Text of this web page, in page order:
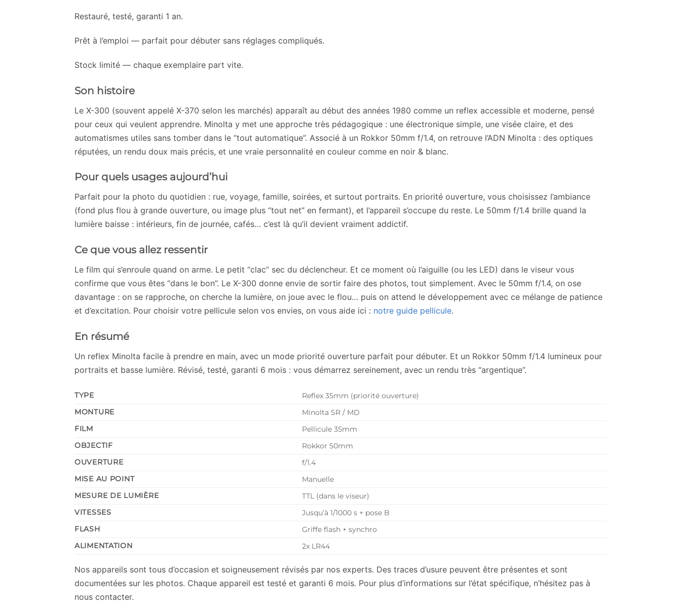
Restauré, testé, garanti 1 an.
Prêt à l’emploi — parfait pour débuter sans réglages compliqués.
Stock limité — chaque exemplaire part vite.
Son histoire
Le X-300 (souvent appelé X-370 selon les marchés) apparaît au début des années 1980 comme un reflex accessible et moderne, pensé
pour ceux qui veulent apprendre. Minolta y met une approche très pédagogique : une électronique simple, une visée claire, et des
automatismes utiles sans tomber dans le “tout automatique”. Associé à un Rokkor 50mm f/1.4, on retrouve l’ADN Minolta : des optiques
réputées, un rendu doux mais précis, et une vraie personnalité en couleur comme en noir & blanc.
Pour quels usages aujourd’hui
Parfait pour la photo du quotidien : rue, voyage, famille, soirées, et surtout portraits. En priorité ouverture, vous choisissez l’ambiance
(fond plus flou à grande ouverture, ou image plus “tout net” en fermant), et l’appareil s’occupe du reste. Le 50mm f/1.4 brille quand la
lumière baisse : intérieurs, fin de journée, cafés… c’est là qu’il devient vraiment addictif.
Ce que vous allez ressentir
Le film qui s’enroule quand on arme. Le petit “clac” sec du déclencheur. Et ce moment où l’aiguille (ou les LED) dans le viseur vous
confirme que vous êtes “dans le bon”. Le X-300 donne envie de sortir faire des photos, tout simplement. Avec le 50mm f/1.4, on ose
davantage : on se rapproche, on cherche la lumière, on joue avec le flou… puis on attend le développement avec ce mélange de patience
et d’excitation. Pour choisir votre pellicule selon vos envies, on vous aide ici : notre guide pellicule.
En résumé
Un reflex Minolta facile à prendre en main, avec un mode priorité ouverture parfait pour débuter. Et un Rokkor 50mm f/1.4 lumineux pour
portraits et basse lumière. Révisé, testé, garanti 6 mois : vous démarrez sereinement, avec un rendu très “argentique”.
TYPE
Reflex 35mm (priorité ouverture)
MONTURE
Minolta SR / MD
FILM
Pellicule 35mm
OBJECTIF
Rokkor 50mm
OUVERTURE
f/1.4
MISE AU POINT
Manuelle
MESURE DE LUMIÈRE
TTL (dans le viseur)
VITESSES
Jusqu’à 1/1000 s + pose B
FLASH
Griffe flash + synchro
ALIMENTATION
2x LR44
Nos appareils sont tous d’occasion et soigneusement révisés par nos experts. Des traces d’usure peuvent être présentes et sont
documentées sur les photos. Chaque appareil est testé et garanti 6 mois. Pour plus d’informations sur l’état spécifique, n’hésitez pas à
nous contacter.